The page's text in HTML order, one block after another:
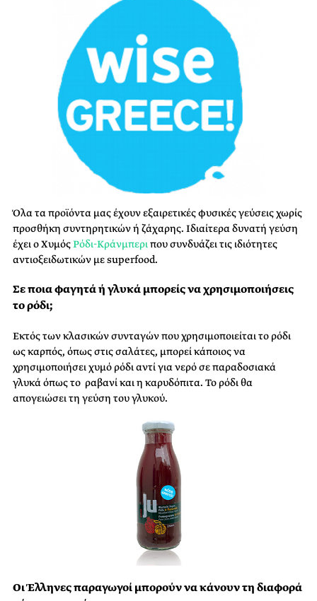
Όλα τα προϊόντα μας έχουν εξαιρετικές φυσικές γεύσεις χωρίς
προσθήκη συντηρητικών ή ζάχαρης. Ιδιαίτερα δυνατή γεύση
έχει ο ΧυμόςΡόδι-Κράνμπεριπου συνδυάζει τις ιδιότητες
αντιοξειδωτικών με superfood.
Σε ποια φαγητά ή γλυκά μπορείς να χρησιμοποιήσεις
το ρόδι;
Εκτός των κλασικών συνταγών που χρησιμοποιείται το ρόδι
ως καρπός, όπως στις σαλάτες, μπορεί κάποιος να
χρησιμοποιήσει χυμό ρόδι αντί για νερό σε παραδοσιακά
γλυκά όπως το ραβανί και η καρυδόπιτα. Το ρόδι θα
απογειώσει τη γεύση του γλυκού.
Οι Έλληνες παραγωγοί μπορούν να κάνουν τη διαφορά